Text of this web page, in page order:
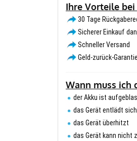
Ihre Vorteile
30 Tage
Sicherer Einkauf
Schneller Versand
Geld-zurück-Garantie
Wann muss ich
der Akku ist
das Gerät entlädt
das Gerät überhitzt
das Gerät kann nicht